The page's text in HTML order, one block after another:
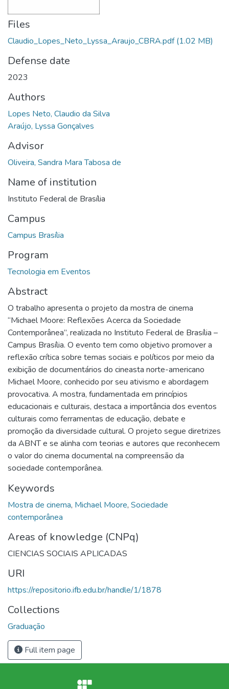
Files
Claudio_Lopes_Neto_Lyssa_Araujo_CBRA.pdf(1.02 MB)
Defense date
2023
Authors
Lopes Neto, Claudio da Silva
Araújo, Lyssa Gonçalves
Advisor
Oliveira, Sandra Mara Tabosa de
Name of institution
Instituto Federal de Brasília
Campus
Campus Brasília
Program
Tecnologia em Eventos
Abstract
O trabalho apresenta o projeto da mostra de cinema
“Michael Moore: Reflexões Acerca da Sociedade
Contemporânea”, realizada no Instituto Federal de Brasília –
Campus Brasília. O evento tem como objetivo promover a
reflexão crítica sobre temas sociais e políticos por meio da
exibição de documentários do cineasta norte-americano
Michael Moore, conhecido por seu ativismo e abordagem
provocativa. A mostra, fundamentada em princípios
educacionais e culturais, destaca a importância dos eventos
culturais como ferramentas de educação, debate e
promoção da diversidade cultural. O projeto segue diretrizes
da ABNT e se alinha com teorias e autores que reconhecem
o valor do cinema documental na compreensão da
sociedade contemporânea.
Keywords
Mostra de cinema, Michael Moore, Sociedade
contemporânea
Areas of knowledge (CNPq)
CIENCIAS SOCIAIS APLICADAS
URI
https://repositorio.ifb.edu.br/handle/1/1878
Collections
Graduação
Full item page